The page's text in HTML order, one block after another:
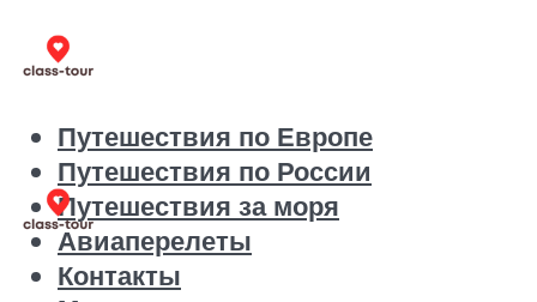
Путешествия по Европе
Путешествия по России
Путешествия за моря
Авиаперелеты
Контакты